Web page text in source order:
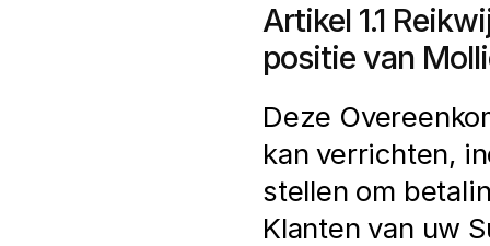
Artikel 1.1
positie van
Deze
kan verrichten,
stellen om
Klanten van uw